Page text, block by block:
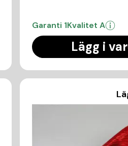
Garanti 1Kvalitet A
Lägg i